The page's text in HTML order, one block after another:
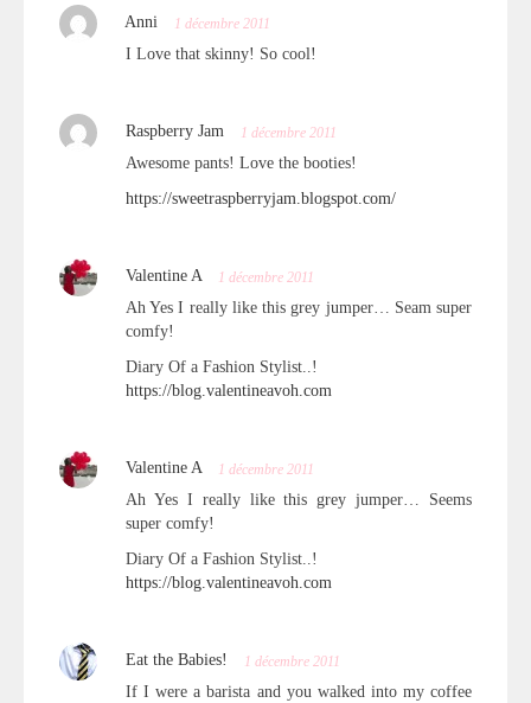
Anni 1 décembre 2011
I Love that skinny! So cool!
Raspberry Jam 1 décembre 2011
Awesome pants! Love the booties!
https://sweetraspberryjam.blogspot.com/
Valentine A 1 décembre 2011
Ah Yes I really like this grey jumper… Seam super
comfy!
Diary Of a Fashion Stylist..!
https://blog.valentineavoh.com
Valentine A 1 décembre 2011
Ah Yes I really like this grey jumper… Seems
super comfy!
Diary Of a Fashion Stylist..!
https://blog.valentineavoh.com
Eat the Babies! 1 décembre 2011
If I were a barista and you walked into my coffee